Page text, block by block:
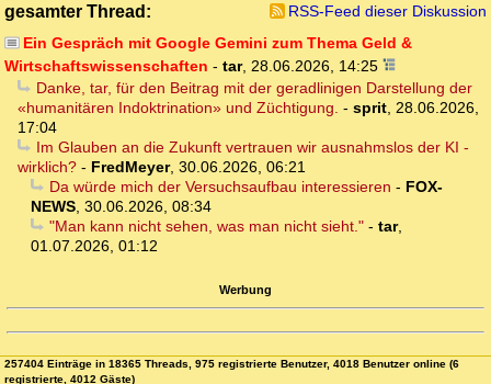
gesamter Thread:
RSS-Feed dieser Diskussion
Ein Gespräch mit Google Gemini zum Thema Geld &
Wirtschaftswissenschaften - tar, 28.06.2026, 14:25
Danke, tar, für den Beitrag mit der geradlinigen Darstellung der
«humanitären Indoktrination» und Züchtigung. - sprit, 28.06.2026,
17:04
Im Glauben an die Zukunft vertrauen wir ausnahmslos der KI -
wirklich? - FredMeyer, 30.06.2026, 06:21
Da würde mich der Versuchsaufbau interessieren - FOX-
NEWS, 30.06.2026, 08:34
"Man kann nicht sehen, was man nicht sieht."- tar,
01.07.2026, 01:12
Werbung
257404 Einträge in 18365 Threads, 975 registrierte Benutzer, 4018 Benutzer online (6
registrierte, 4012 Gäste)